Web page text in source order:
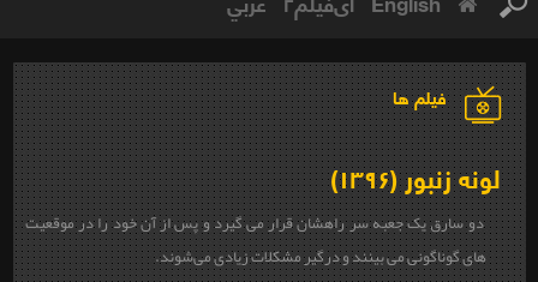
فیلم ها
لونه زنبور (۱۳۹۶)
دو سارق یک جعبه سر راهشان قرار می گیرد و پس از آن خود را در موقعیت
های گوناگونی می بینند و درگیر مشکلات زیادی می‌شوند.